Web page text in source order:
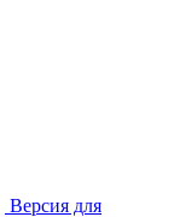
Версия для